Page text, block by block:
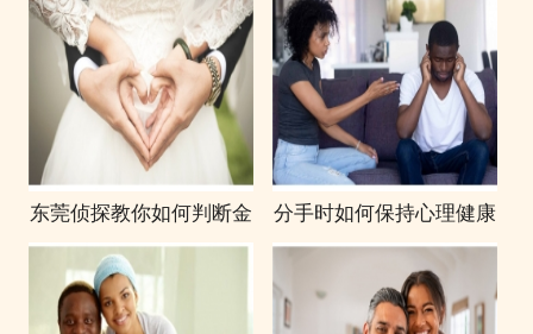
东莞侦探教你如何判断金 分手时如何保持心理健康